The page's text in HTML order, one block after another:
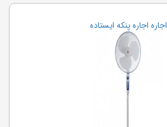
اجاره اجاره پنکه ایستاده